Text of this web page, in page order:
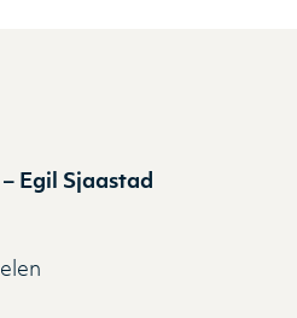
Egil Sjaastad